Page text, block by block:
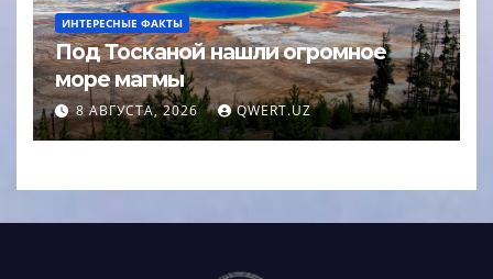
ИНТЕРЕСНЫЕ ФАКТЫ
Под Тосканой нашли огромное
море магмы
8 АВГУСТА, 2026 QWERT.UZ